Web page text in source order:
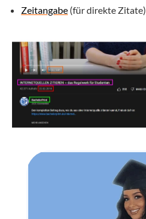
Zeitangabe (für direkte Zitate)